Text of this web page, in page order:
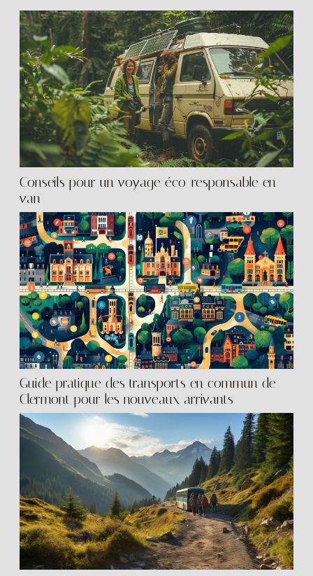
Conseils pour un voyage éco-responsable en
van
Guide pratique des transports en commun de
Clermont pour les nouveaux arrivants